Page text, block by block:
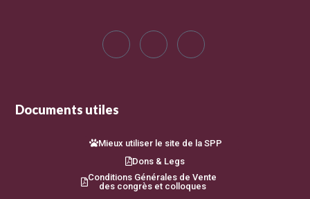
Documents utiles
Mieux utiliser le site de la SPP
Dons & Legs
Conditions Générales de Vente
des congrès et colloques